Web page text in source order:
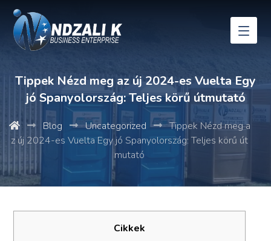
Tippek Nézd meg az új 2024-es Vuelta Egy
jó Spanyolország: Teljes körű útmutató
Blog Uncategorized
Tippek Nézd meg a
z új 2024-es Vuelta Egy jó Spanyolország: Teljes körű út
mutató
Cikkek